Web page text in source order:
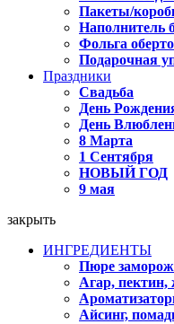
Пакеты/
Фольга
Подарочная
Праздники
Свадьба
День
День
8 Марта
1 Сентября
НОВЫЙ ГОД
9 мая
закрыть
ИНГРЕДИЕНТЫ
Пюре
Агар, пектин,
Айсинг,